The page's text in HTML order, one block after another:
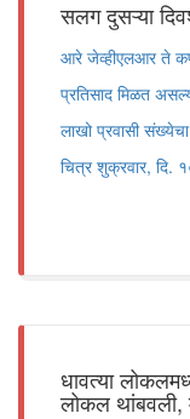
सलग दुसऱ्या
आरे जेव्हीएलआर ते
प्रतिसाद मिळत
लाखो प्रवासी
चित्र शुक्रवार, दि.
धावत्या
लोकल थांबवली,